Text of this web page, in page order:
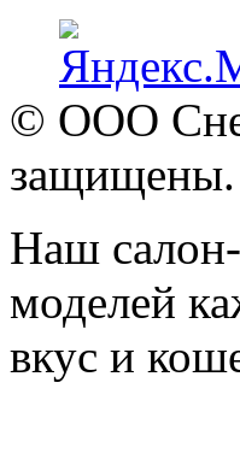
© ООО
защищены.
Наш салон-
моделей
вкус и